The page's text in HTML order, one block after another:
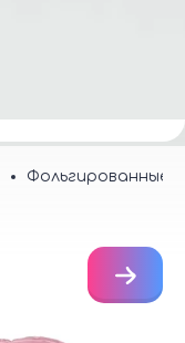
Фольгированные с